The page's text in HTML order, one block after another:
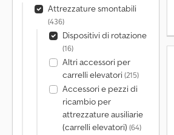
Attrezzature smontabili
(436)
Dispositivi di rotazione
(16)
Altri accessori per
carrelli elevatori(215)
Accessori e pezzi di
ricambio per
attrezzature ausiliarie
(carrelli elevatori) (64)